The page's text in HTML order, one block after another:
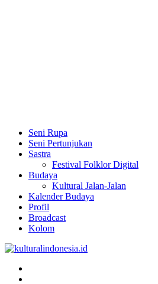
Seni Rupa
Seni Pertunjukan
Sastra
Festival Folklor Digital
Budaya
Kultural Jalan-Jalan
Kalender Budaya
Profil
Broadcast
Kolom